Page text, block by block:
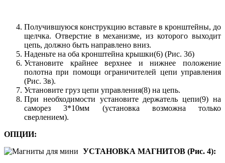
Получившуюся конструкцию вставьте в кронштейны, до
щелчка. Отверстие в механизме, из которого выходит
цепь, должно быть направлено вниз.
Наденьте на оба кронштейна крышки(6) (Рис. 3б)
Установите крайнее верхнее и нижнее положение
полотна при помощи ограничителей цепи управления
(Рис. 3в).
Установите груз цепи управления(8) на цепь.
При необходимости установите держатель цепи(9) на
саморез 3*10мм (установка возможна только
сверлением).
ОПЦИИ:
УСТАНОВКА МАГНИТОВ (Рис. 4):